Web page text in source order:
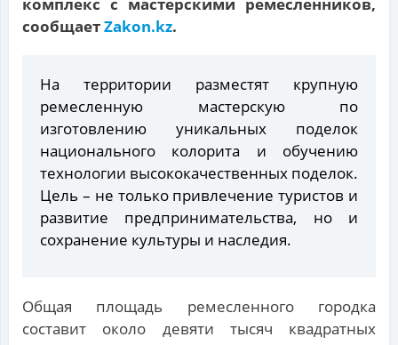
комплекс с мастерскими ремесленников,
сообщаетZakon.kz.
На территории разместят крупную
ремесленную мастерскую по
изготовлению уникальных поделок
национального колорита и обучению
технологии высококачественных поделок.
Цель – не только привлечение туристов и
развитие предпринимательства, но и
сохранение культуры и наследия.
Общая площадь ремесленного городка
составит около девяти тысяч квадратных